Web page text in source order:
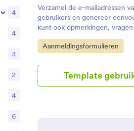
Verzamel de e-mailadressen
gebruikers en genereer
kunt ook opmerkingen,
suggesties van uw klanten
Go to Category:
Aanmeldingsformulieren
Template
4
4
3
2
4
6